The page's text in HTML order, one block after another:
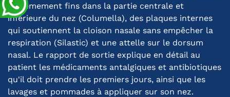
extrêmement fins dans la partie centrale et
inférieure du nez (Columella), des plaques internes
qui soutiennent la cloison nasale sans empêcher la
respiration (Silastic) et une attelle sur le dorsum
nasal. Le rapport de sortie explique en détail au
patient les médicaments antalgiques et antibiotiques
qu'il doit prendre les premiers jours, ainsi que les
lavages et pommades à appliquer sur son nez.